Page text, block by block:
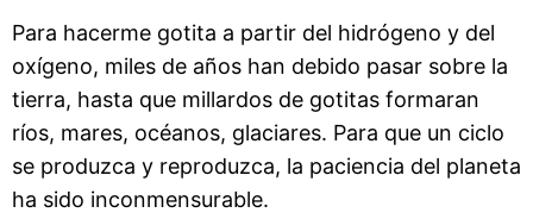
Para hacerme gotita a partir del hidrógeno y del
oxígeno, miles de años han debido pasar sobre la
tierra, hasta que millardos de gotitas formaran
ríos, mares, océanos, glaciares. Para que un ciclo
se produzca y reproduzca, la paciencia del planeta
ha sido inconmensurable.